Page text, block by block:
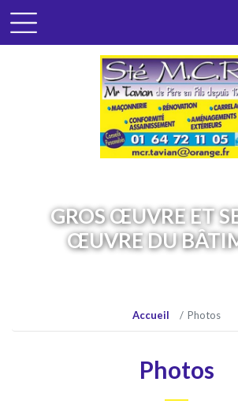
Panneau de gestion des cookies
GROS ŒUVRE ET
ŒUVRE DU
Accueil Photos
Photos